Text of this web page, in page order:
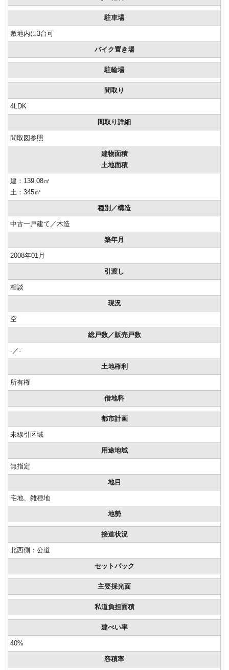
駐車場
敷地内に3台可
バイク置き場
駐輪場
間取り
4LDK
間取り詳細
間取図参照
建物面積
土地面積
建：139.08㎡
土：345㎡
種別／構造
中古一戸建て／木造
築年月
2008年01月
引渡し
相談
現況
空
総戸数／販売戸数
-／-
土地権利
所有権
借地料
都市計画
未線引区域
用途地域
無指定
地目
宅地、雑種地
地勢
接道状況
北西側：公道
セットバック
主要採光面
私道負担面積
建ぺい率
40%
容積率